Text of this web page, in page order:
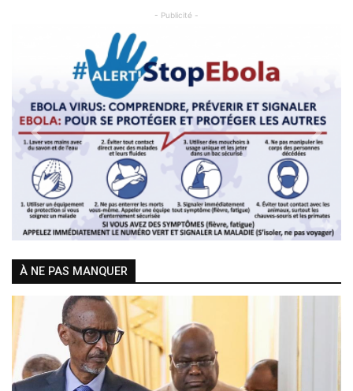
- Publicité -
Previous Next
À NE PAS MANQUER